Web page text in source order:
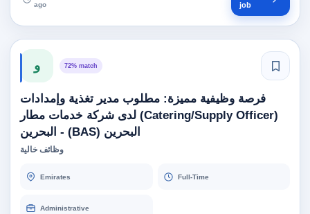
ago
job
و 72% match
فرصة وظيفية مميزة: مطلوب مدير تغذية وإمدادات
(Catering/Supply Officer) لدى شركة خدمات مطار
البحرين (BAS) - البحرين
وظائف خالية
Emirates Full-Time
Administrative